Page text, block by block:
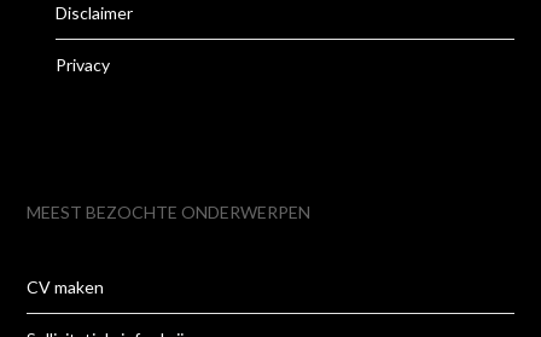
Disclaimer
Privacy
MEEST BEZOCHTE ONDERWERPEN
CV maken